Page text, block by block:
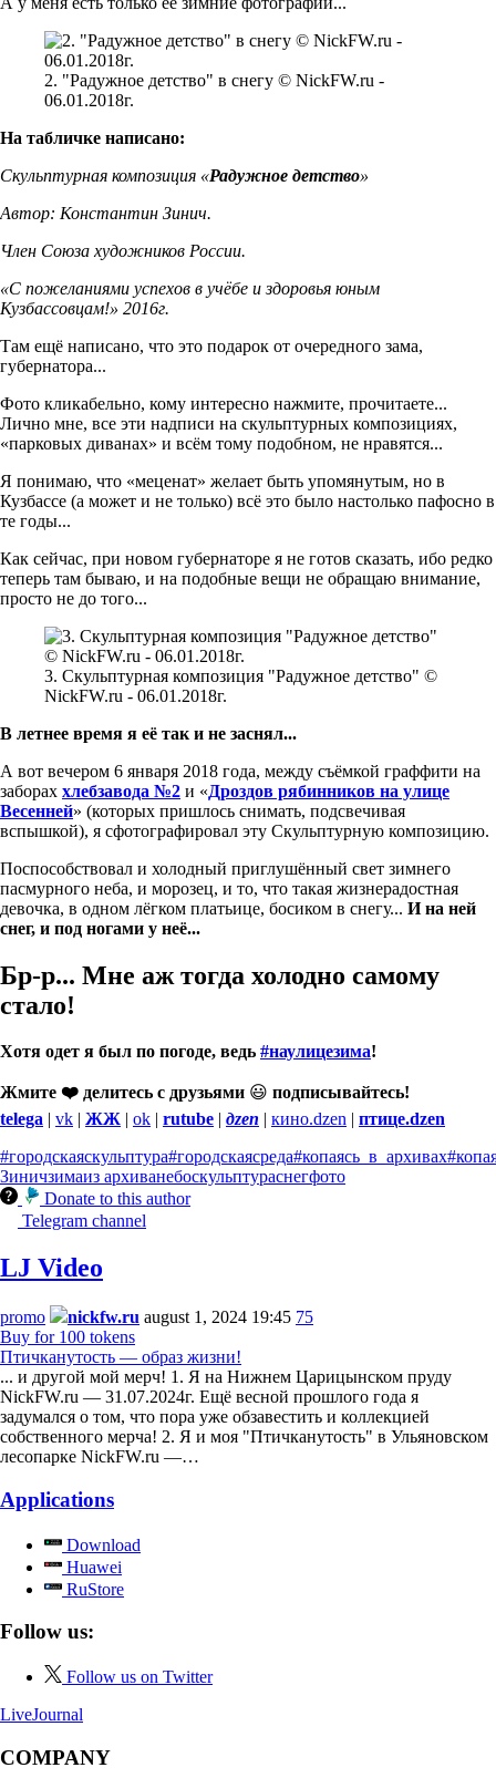
2. "Радужное детство" в снегу © NickFW.ru -
06.01.2018г.
На табличке написано:
Скульптурная композиция «Радужное детство»
Автор: Константин Зинич.
Член Союза художников России.
«С пожеланиями успехов в учёбе и здоровья юным
Кузбассовцам!» 2016г.
Там ещё написано, что это подарок от очередного зама,
губернатора...
Фото кликабельно, кому интересно нажмите, прочитаете...
Лично мне, все эти надписи на скульптурных композициях,
«парковых диванах» и всём тому подобном, не нравятся...
Я понимаю, что «меценат» желает быть упомянутым, но в
Кузбассе (а может и не только) всё это было настолько пафосно в
те годы...
Как сейчас, при новом губернаторе я не готов сказать, ибо редко
теперь там бываю, и на подобные вещи не обращаю внимание,
просто не до того...
3. Скульптурная композиция "Радужное детство" ©
NickFW.ru - 06.01.2018г.
В летнее время я её так и не заснял...
А вот вечером 6 января 2018 года, между съёмкой граффити на
заборах хлебзавода №2 и «Дроздов рябинников на улице
Весенней» (которых пришлось снимать, подсвечивая
вспышкой), я сфотографировал эту Скульптурную композицию.
Поспособствовал и холодный приглушённый свет зимнего
пасмурного неба, и морозец, и то, что такая жизнерадостная
девочка, в одном лёгком платьице, босиком в снегу... И на ней
снег, и под ногами у неё...
Бр-р... Мне аж тогда холодно самому
стало!
Хотя одет я был по погоде, ведь #наулицезима!
Жмите ❤️ делитесь с друзьями 😃 подписывайтесь!
telega | vk | ЖЖ | ok | rutube | дzen | кино.dzen | птице.dzen
#городскаяскульптура#городскаясреда#копаясь_в_архивах
Зиничзимаиз архиванебоскульптураснегфото
Donate to this author
Telegram channel
LJ Video
promo nickfw.ru august 1, 2024 19:45 75
Buy for 100 tokens
Птичканутость — образ жизни!
... и другой мой мерч! 1. Я на Нижнем Царицынском пруду
NickFW.ru — 31.07.2024г. Ещё весной прошлого года я
задумался о том, что пора уже обзавестить и коллекцией
собственного мерча! 2. Я и моя "Птичканутость" в Ульяновском
лесопарке NickFW.ru —…
Applications
Download
Huawei
RuStore
Follow us:
Follow us on Twitter
LiveJournal
COMPANY